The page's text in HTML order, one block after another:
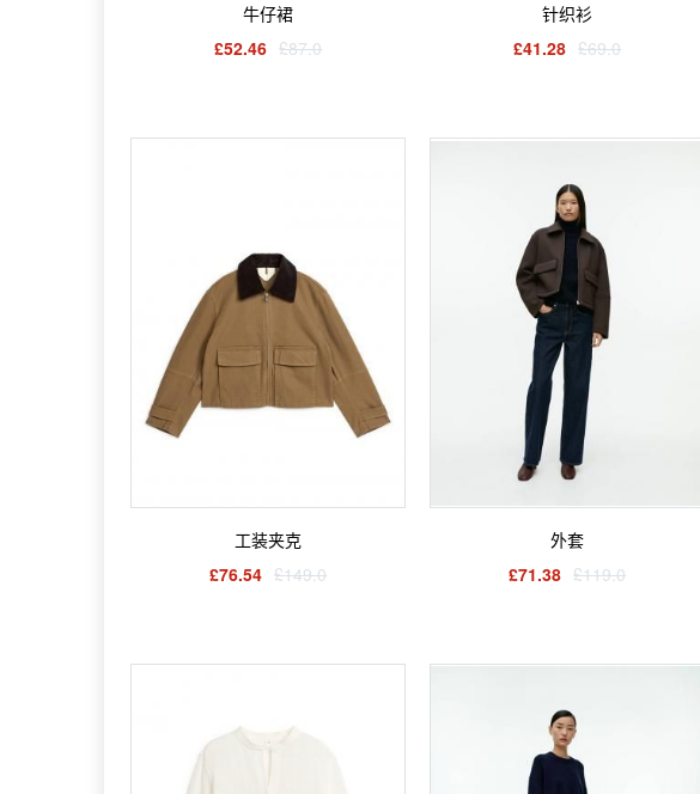
牛仔裙
£52.46 £87.0
针织衫
£41.28 £69.0
工装夹克
£76.54 £149.0
外套
£71.38 £119.0